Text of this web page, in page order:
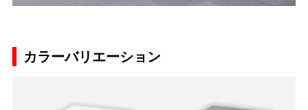
カラーバリエーション